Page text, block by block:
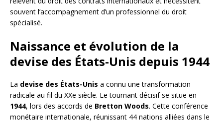
souvent l’accompagnement d’un professionnel du droit
spécialisé.
Naissance et évolution de la
devise des États-Unis depuis 1944
La devise des États-Unis a connu une transformation
radicale au fil du XXe siècle. Le tournant décisif se situe en
1944, lors des accords de Bretton Woods. Cette conférence
monétaire internationale, réunissant 44 nations alliées dans le